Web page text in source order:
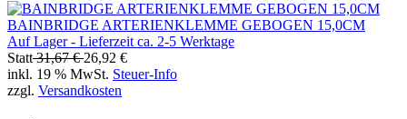
BAINBRIDGE ARTERIENKLEMME GEBOGEN 15,0CM
Auf Lager - Lieferzeit ca. 2-5 Werktage
Statt31,67 €26,92 €
inkl. 19 % MwSt. Steuer-Info
zzgl. Versandkosten